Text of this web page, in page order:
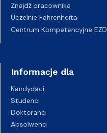
Znajdź pracownika
Uczelnie Fahrenheita
Centrum Kompetencyjne EZD
Informacje dla
Kandydaci
Studenci
Doktoranci
Absolwenci